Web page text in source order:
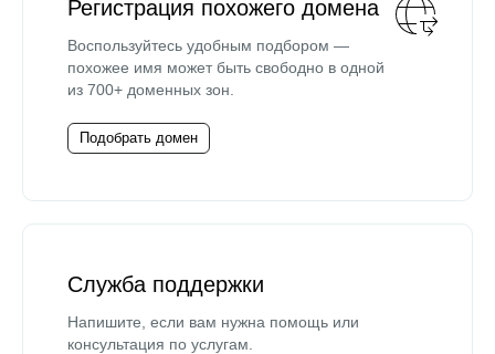
Регистрация похожего домена
Воспользуйтесь удобным подбором —
похожее имя может быть свободно в одной
из 700+ доменных зон.
Подобрать домен
Служба поддержки
Напишите, если вам нужна помощь или
консультация по услугам.